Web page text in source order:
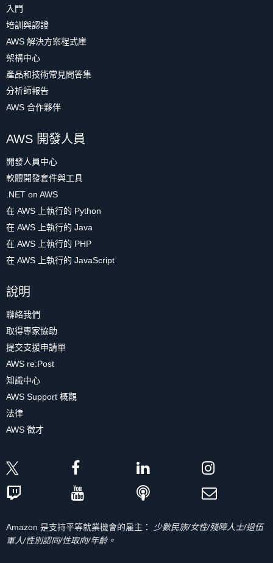
入門
培訓與認證
AWS 解決方案程式庫
架構中心
產品和技術常見問答集
分析師報告
AWS 合作夥伴
AWS 開發人員
開發人員中心
軟體開發套件與工具
.NET on AWS
在 AWS 上執行的 Python
在 AWS 上執行的 Java
在 AWS 上執行的 PHP
在 AWS 上執行的 JavaScript
說明
聯絡我們
取得專家協助
提交支援申請單
AWS re:Post
知識中心
AWS Support 概觀
法律
AWS 徵才
Amazon 是支持平等就業機會的雇主：
少數民族/女性/殘障人士/退伍
軍人/性別認同/性取向/年齡。